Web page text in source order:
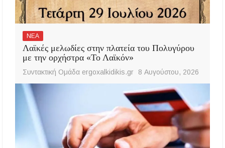
ΝΕΑ
Λαϊκές μελωδίες στην πλατεία του Πολυγύρου
με την ορχήστρα «Το Λαϊκόν»
Συντακτική Ομάδα ergoxalkidikis.gr 8 Αυγούστου, 2026